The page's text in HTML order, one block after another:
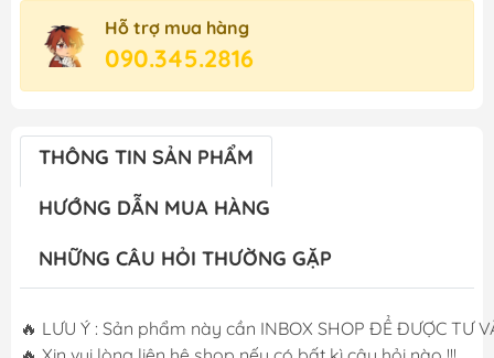
Hỗ trợ mua hàng
090.345.2816
THÔNG TIN SẢN PHẨM
HƯỚNG DẪN MUA HÀNG
NHỮNG CÂU HỎI THƯỜNG GẶP
🔥 LƯU Ý : Sản phẩm này cần INBOX SHOP ĐỂ ĐƯỢC TƯ